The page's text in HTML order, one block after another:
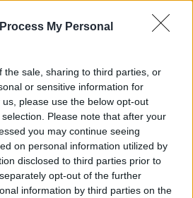
My Personal
the sale, sharing to third parties, or
or sensitive information for
please use the below opt-out
Please note that after your
you may continue seeing
on personal information utilized by
disclosed to third parties prior to
opt-out of the further
information by third parties on the
bevezetése is, ami a
Klímatervben (
Tervének REPowerEU-
(elvben már 2026-tól),
a villamosenergia-
célként sokat
valamint az árak
is elősegítené.